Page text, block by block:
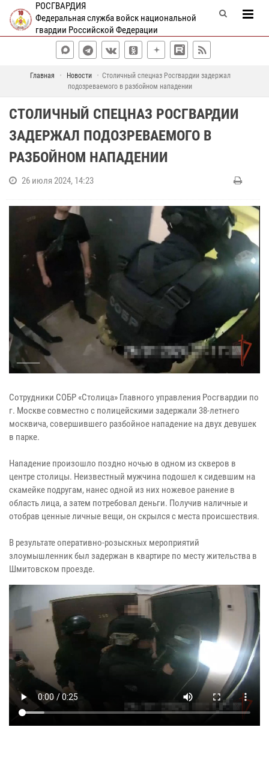
РОСГВАРДИЯ
Федеральная служба войск национальной
гвардии Российской Федерации
Главная Новости
Столичный спецназ Росгвардии задержал
подозреваемого в разбойном нападении
СТОЛИЧНЫЙ СПЕЦНАЗ РОСГВАРДИИ
ЗАДЕРЖАЛ ПОДОЗРЕВАЕМОГО В
РАЗБОЙНОМ НАПАДЕНИИ
26 июля 2024, 14:23
Сотрудники СОБР «Столица» Главного управления Росгвардии по
г. Москве совместно с полицейскими задержали 38-летнего
москвича, совершившего разбойное нападение на двух девушек
в парке.
Нападение произошло поздно ночью в одном из скверов в
центре столицы. Неизвестный мужчина подошел к сидевшим на
скамейке подругам, нанес одной из них ножевое ранение в
область лица, а затем потребовал деньги. Получив наличные и
отобрав ценные личные вещи, он скрылся с места происшествия.
В результате оперативно-розыскных мероприятий
злоумышленник был задержан в квартире по месту жительства в
Шмитовском проезде.